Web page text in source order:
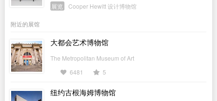
展览
Cooper Hewitt 设计博物馆
附近的展馆
大都会艺术博物馆
The Metropolitan Museum of Art
6481
5
纽约古根海姆博物馆